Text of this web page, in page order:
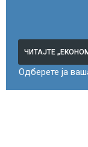
ЧИТАЈТЕ
Одберете ја